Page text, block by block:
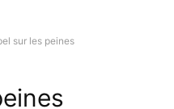
sur les peines